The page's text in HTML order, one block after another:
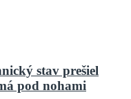
stav prešiel
pod nohami